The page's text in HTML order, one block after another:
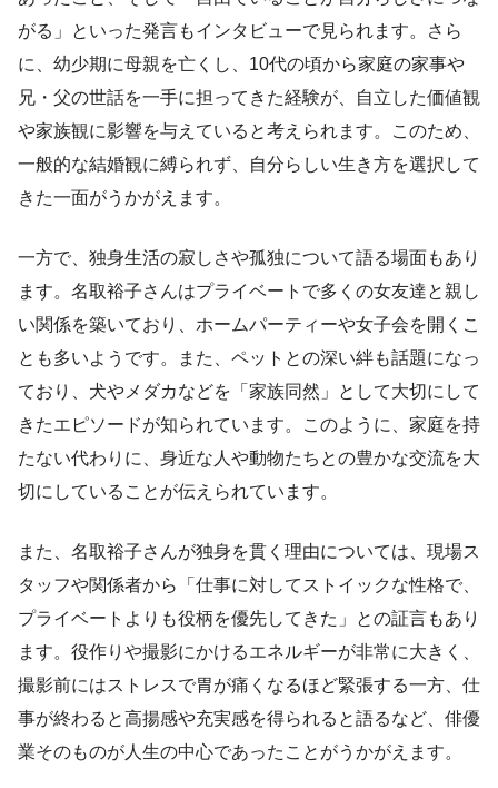
がる」といった発言もインタビューで見られます。さら
に、幼少期に母親を亡くし、10代の頃から家庭の家事や
兄・父の世話を一手に担ってきた経験が、自立した価値観
や家族観に影響を与えていると考えられます。このため、
一般的な結婚観に縛られず、自分らしい生き方を選択して
きた一面がうかがえます。
一方で、独身生活の寂しさや孤独について語る場面もあり
ます。名取裕子さんはプライベートで多くの女友達と親し
い関係を築いており、ホームパーティーや女子会を開くこ
とも多いようです。また、ペットとの深い絆も話題になっ
ており、犬やメダカなどを「家族同然」として大切にして
きたエピソードが知られています。このように、家庭を持
たない代わりに、身近な人や動物たちとの豊かな交流を大
切にしていることが伝えられています。
また、名取裕子さんが独身を貫く理由については、現場ス
タッフや関係者から「仕事に対してストイックな性格で、
プライベートよりも役柄を優先してきた」との証言もあり
ます。役作りや撮影にかけるエネルギーが非常に大きく、
撮影前にはストレスで胃が痛くなるほど緊張する一方、仕
事が終わると高揚感や充実感を得られると語るなど、俳優
業そのものが人生の中心であったことがうかがえます。